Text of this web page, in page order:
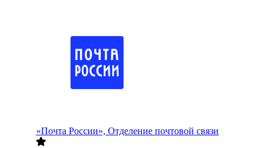
«Почта России», Отделение почтовой связи